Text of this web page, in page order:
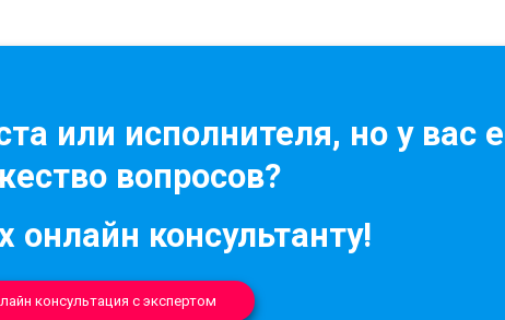
или исполнителя, но у вас
вопросов?
онлайн консультанту!
консультация с экспертом